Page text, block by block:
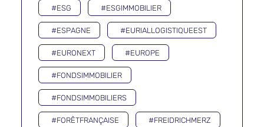
#ESG #ESGIMMOBILIER
#ESPAGNE #EURIALLOGISTIQUEEST
#EURONEXT #EUROPE
#FONDSIMMOBILIER
#FONDSIMMOBILIERS
#FORÊTFRANÇAISE #FREIDRICHMERZ